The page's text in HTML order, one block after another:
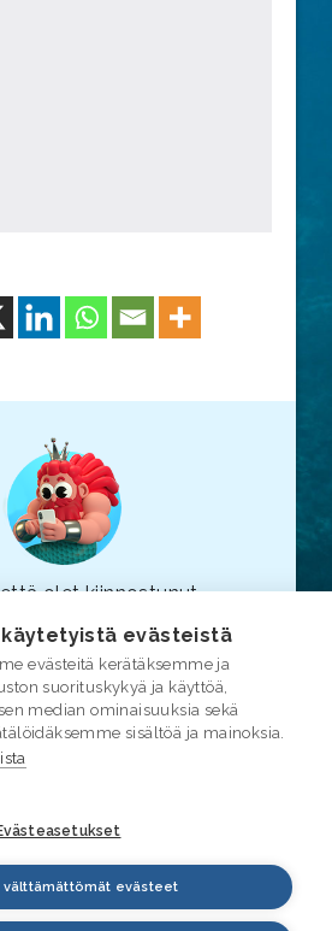
olet kiinnostunut
varsinaiseenvesi.fi-
avautuu uuteen
evästeistä
evästeitä kerätäksemme ja
suorituskykyä ja käyttöä,
median ominaisuuksia sekä
sisältöä ja mainoksia.
välttämättömät evästeet